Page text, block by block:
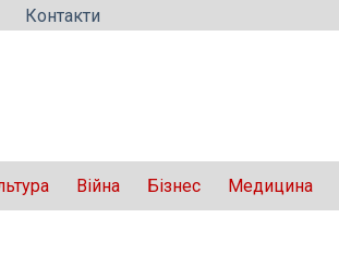
Контакти
Війна Бізнес Медицина